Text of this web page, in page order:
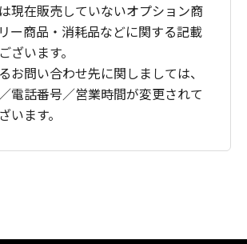
現在販売していないオプション商
ー商品・消耗品などに関する記載
ざいます。
お問い合わせ先に関しましては、
電話番号／営業時間が変更されて
います。